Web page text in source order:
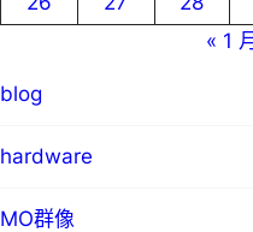
« 1 月
blog
hardware
MO群像